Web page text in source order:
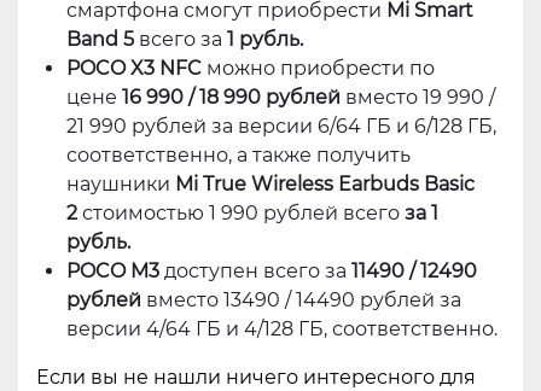
смартфона смогут приобрести Mi Smart
Band 5 всего за 1 рубль.
POCO X3 NFC можно приобрести по
цене 16 990 / 18 990 рублей вместо 19 990 /
21 990 рублей за версии 6/64 ГБ и 6/128 ГБ,
соответственно, а также получить
наушники Mi True Wireless Earbuds Basic
2стоимостью 1 990 рублей всего за 1
рубль.
POCO M3 доступен всего за 11490 / 12490
рублей вместо 13490 / 14490 рублей за
версии 4/64 ГБ и 4/128 ГБ, соответственно.
Если вы не нашли ничего интересного для